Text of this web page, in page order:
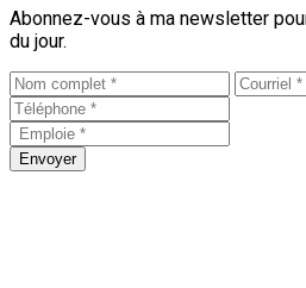
Abonnez-vous à ma newsletter
du jour.
Envoyer